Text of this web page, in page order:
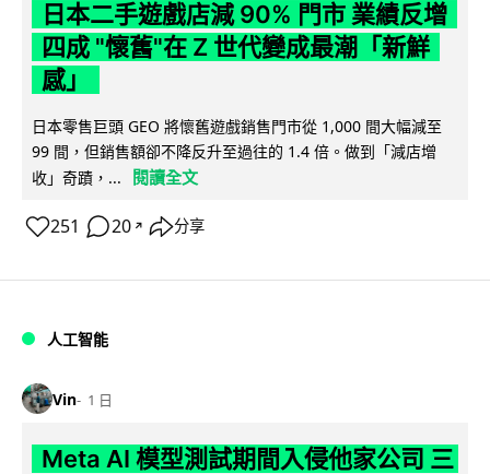
日本二手遊戲店減 90% 門市 業績反增
四成 "懷舊"在 Z 世代變成最潮「新鮮
感」
日本零售巨頭 GEO 將懷舊遊戲銷售門市從 1,000 間大幅減至
99 間，但銷售額卻不降反升至過往的 1.4 倍。做到「減店增
收」奇蹟，...
閱讀全文
251 20 ↗ 分享
人工智能
Vin 1 日
Meta AI 模型測試期間入侵他家公司 三